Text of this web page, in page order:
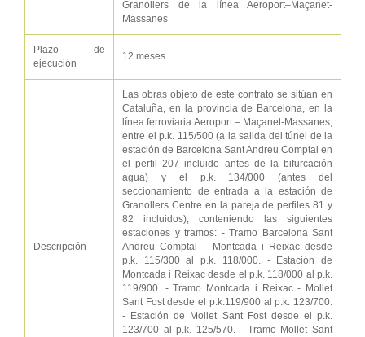
Granollers de la línea Aeroport–Maçanet-
Massanes
Plazo de
ejecución
12 meses
Descripción
Las obras objeto de este contrato se sitúan en
Cataluña, en la provincia de Barcelona, en la
línea ferroviaria Aeroport – Maçanet-Massanes,
entre el p.k. 115/500 (a la salida del túnel de la
estación de Barcelona Sant Andreu Comptal en
el perfil 207 incluido antes de la bifurcación
agua) y el p.k. 134/000 (antes del
seccionamiento de entrada a la estación de
Granollers Centre en la pareja de perfiles 81 y
82 incluidos), conteniendo las siguientes
estaciones y tramos: - Tramo Barcelona Sant
Andreu Comptal – Montcada i Reixac desde
p.k. 115/300 al p.k. 118/000. - Estación de
Montcada i Reixac desde el p.k. 118/000 al p.k.
119/900. - Tramo Montcada i Reixac - Mollet
Sant Fost desde el p.k.119/900 al p.k. 123/700.
- Estación de Mollet Sant Fost desde el p.k.
123/700 al p.k. 125/570. - Tramo Mollet Sant